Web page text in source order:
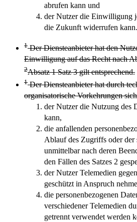
abrufen kann und
der Nutzer die Einwilligung
die Zukunft widerrufen kann.
1Der Diensteanbieter hat den
Einwilligung auf das Recht nach
2Absatz 1 Satz 3 gilt entsprechend.
1Der Diensteanbieter hat durch
organisatorische Vorkehrungen
der Nutzer die Nutzung des
kann,
die anfallenden
Ablauf des Zugriffs oder der
unmittelbar nach deren
den Fällen des Satzes 2
der Nutzer Telemedien
geschützt in Anspruch
die personenbezogenen
verschiedener Telemedien
getrennt verwendet werden